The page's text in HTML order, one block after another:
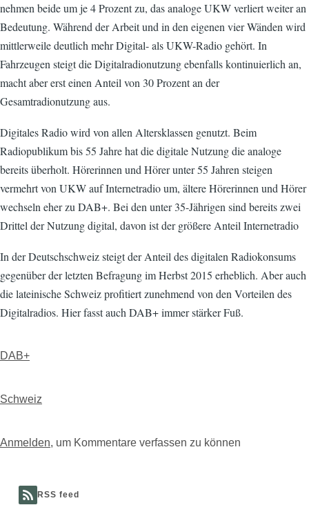
nehmen beide um je 4 Prozent zu, das analoge UKW verliert weiter an
Bedeutung. Während der Arbeit und in den eigenen vier Wänden wird
mittlerweile deutlich mehr Digital- als UKW-Radio gehört. In
Fahrzeugen steigt die Digitalradionutzung ebenfalls kontinuierlich an,
macht aber erst einen Anteil von 30 Prozent an der
Gesamtradionutzung aus.
Digitales Radio wird von allen Altersklassen genutzt. Beim
Radiopublikum bis 55 Jahre hat die digitale Nutzung die analoge
bereits überholt. Hörerinnen und Hörer unter 55 Jahren steigen
vermehrt von UKW auf Internetradio um, ältere Hörerinnen und Hörer
wechseln eher zu DAB+. Bei den unter 35-Jährigen sind bereits zwei
Drittel der Nutzung digital, davon ist der größere Anteil Internetradio
In der Deutschschweiz steigt der Anteil des digitalen Radiokonsums
gegenüber der letzten Befragung im Herbst 2015 erheblich. Aber auch
die lateinische Schweiz profitiert zunehmend von den Vorteilen des
Digitalradios. Hier fasst auch DAB+ immer stärker Fuß.
DAB+
Schweiz
Anmelden, um Kommentare verfassen zu können
RSS feed